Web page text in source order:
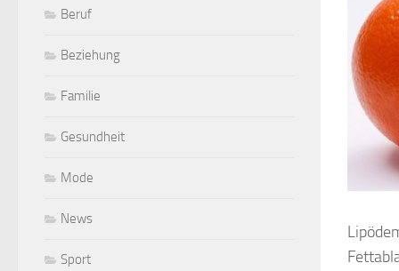
Beruf
Beziehung
Familie
Gesundheit
Mode
News
Sport